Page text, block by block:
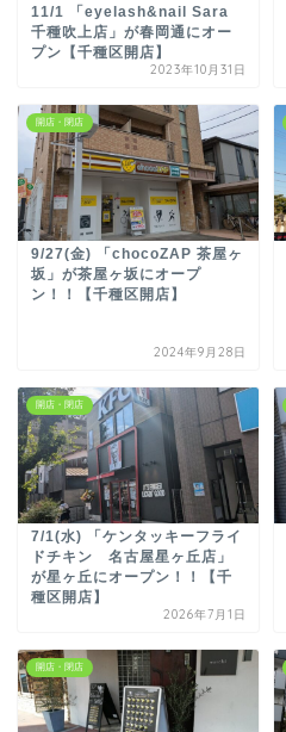
11/1 「eyelash&nail Sara
千種吹上店」が春岡通にオー
プン【千種区開店】
2023年10月31日
開店・閉店
9/27(金) 「chocoZAP 茶屋ヶ
坂」が茶屋ヶ坂にオープ
ン！！【千種区開店】
2024年9月28日
開店・閉店
7/1(水) 「ケンタッキーフライ
ドチキン 名古屋星ヶ丘店」
が星ヶ丘にオープン！！【千
種区開店】
2026年7月1日
開店・閉店